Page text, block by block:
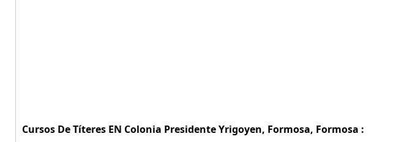
Cursos De Títeres EN Colonia Presidente Yrigoyen, Formosa, Formosa :